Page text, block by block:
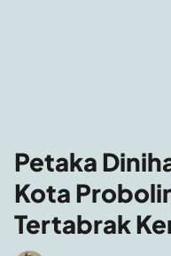
Petaka
Kota
Tertabrak